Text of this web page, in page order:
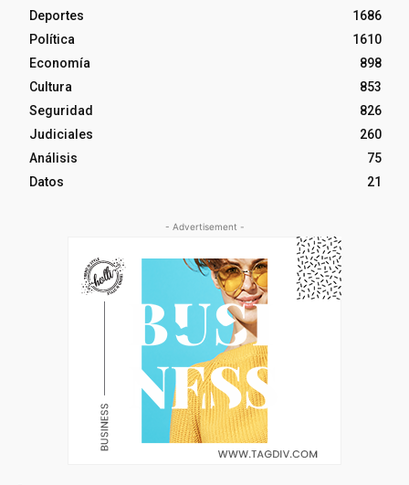
Deportes
1686
Política
1610
Economía
898
Cultura
853
Seguridad
826
Judiciales
260
Análisis
75
Datos
21
- Advertisement -